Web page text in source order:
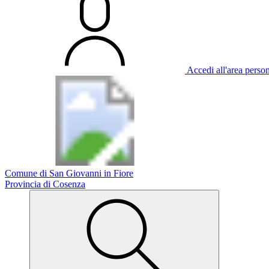
Accedi all'area
Comune di San Giovanni in Fiore
Provincia di Cosenza